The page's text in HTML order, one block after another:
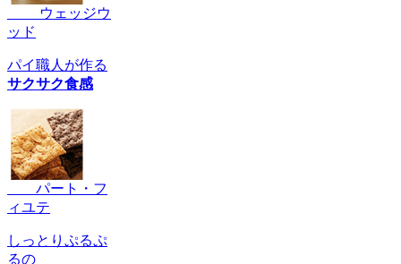
ウェッジウ
ッド
パイ職人が作る
サクサク食感
パート・フ
ィユテ
しっとりぷるぷ
るの